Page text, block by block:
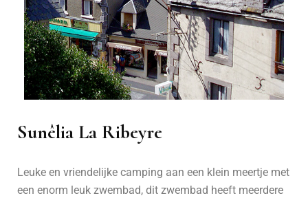
Sunêlia La Ribeyre
Leuke en vriendelijke camping aan een klein meertje met
een enorm leuk zwembad, dit zwembad heeft meerdere